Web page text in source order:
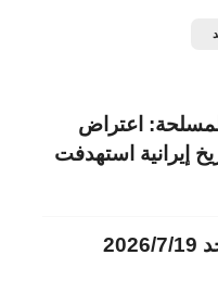
اعتراض
3 صواريخ إيرانية استهدفت